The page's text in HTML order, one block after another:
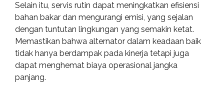
Selain itu, servis rutin dapat meningkatkan efisiensi
bahan bakar dan mengurangi emisi, yang sejalan
dengan tuntutan lingkungan yang semakin ketat.
Memastikan bahwa alternator dalam keadaan baik
tidak hanya berdampak pada kinerja tetapi juga
dapat menghemat biaya operasional jangka
panjang.